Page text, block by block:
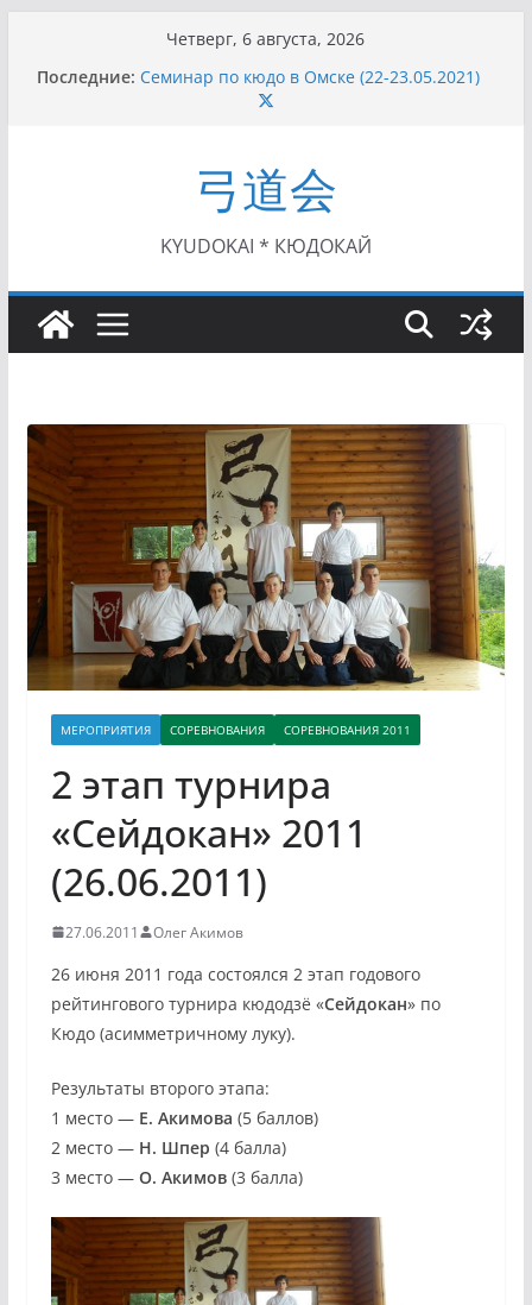
содержимому
Четверг, 6 августа, 2026
Последние: Семинар по кюдо в Омске (22-23.05.2021)
Чемпионат Росcии, Дёмино (2-5.09.2021)
II Кубок Посла Японии в России по Кюдо,
Орёл (25.07.2021)
I этап Кубка Московской области по Кюдо /
Сейдокан II (27.06.2021)
弓道会
KYUDOKAI * КЮДОКАЙ
МЕРОПРИЯТИЯ СОРЕВНОВАНИЯ СОРЕВНОВАНИЯ 2011
2 этап турнира
«Сейдокан» 2011
(26.06.2011)
27.06.2011 Олег Акимов
26 июня 2011 года состоялся 2 этап годового
рейтингового турнира кюдодзё «Сейдокан» по
Кюдо (асимметричному луку).
Результаты второго этапа:
1 место — Е. Акимова (5 баллов)
2 место — Н. Шпер (4 балла)
3 место — О. Акимов(3 балла)